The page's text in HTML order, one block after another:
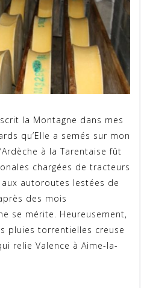
la Montagne dans mes
qu’Elle a semés sur mon
à la Tarentaise fût
chargées de tracteurs
autoroutes lestées de
des mois
se mérite. Heureusement,
pluies torrentielles creuse
relie Valence à Aime-la-